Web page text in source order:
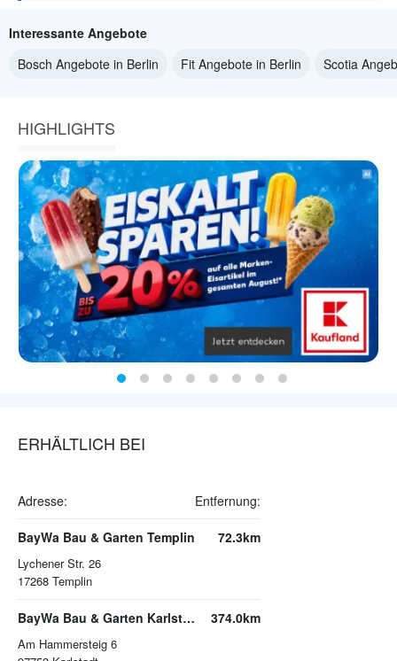
Interessante Angebote
Bosch Angebote in Berlin
Fit Angebote in Berlin Scotia
HIGHLIGHTS
ERHÄLTLICH BEI
Adresse: Entfernung:
BayWa Bau & Garten Templin
Lychener Str. 26
17268 Templin
72.3km
BayWa Bau & Garten Karlstadt
Am Hammersteig 6
374.0km